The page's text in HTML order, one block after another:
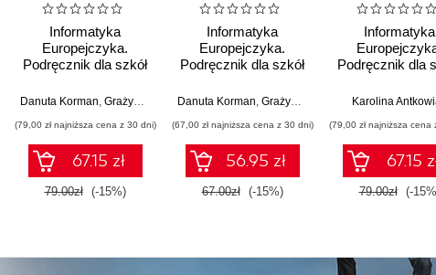
Informatyka
Europejczyka.
Podręcznik dla szkół
Zakres rozszerzony.
numerem
dopuszczenia)
Danuta Korman, Grażyna Szabłowicz-Zawadzka
(79,00 zł najniższa cena z 30 dni)
67.15 zł
79.00zł (-15%)
Informatyka
Europejczyka.
Podręcznik dla szkół
Zakres podstawowy.
Danuta Korman, Grażyna Szabłowicz-Zawadzka
(67,00 zł najniższa cena z 30 dni)
56.95 zł
67.00zł (-15%)
Informatyka
Podręcznik dla
Zakres
Karolina
(79,00 zł najniższa cena
67.15
79.00zł (-